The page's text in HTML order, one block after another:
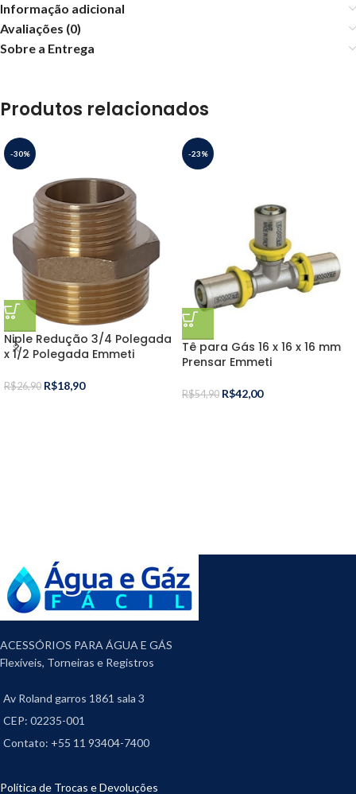
Informação adicional
Avaliações (0)
Sobre a Entrega
Produtos relacionados
-30%
Niple Redução 3/4 Polegada
x 1/2 Polegada Emmeti
R$26,90 R$18,90
-23%
Tê para Gás 16 x 16 x 16 mm
Prensar Emmeti
R$54,90 R$42,00
ACESSÓRIOS PARA ÁGUA E GÁS
Flexíveis, Torneiras e Registros
Av Roland garros 1861 sala 3
CEP: 02235-001
Contato: +55 11 93404-7400
Política de Trocas e Devoluções